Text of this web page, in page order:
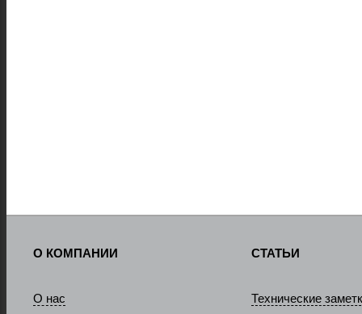
О КОМПАНИИ
О нас
СТАТЬИ
Технические